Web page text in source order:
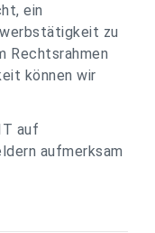
ein
zu
Rechtsrahmen
können wir
auf
aufmerksam
Themen